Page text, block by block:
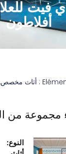
فيت
أفلاطون
أثاث مخصص
مجموعة من
النوع: